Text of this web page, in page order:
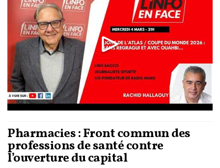
Pharmacies : Front commun des
professions de santé contre
l’ouverture du capital